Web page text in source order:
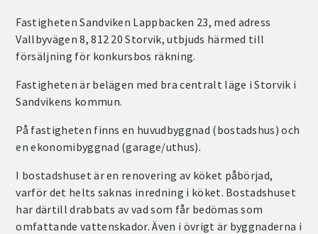
Fastigheten Sandviken Lappbacken 23, med adress
Vallbyvägen 8, 812 20 Storvik, utbjuds härmed till
försäljning för konkursbos räkning.
Fastigheten är belägen med bra centralt läge i Storvik i
Sandvikens kommun.
På fastigheten finns en huvudbyggnad (bostadshus) och
en ekonomibyggnad (garage/uthus).
I bostadshuset är en renovering av köket påbörjad,
varför det helts saknas inredning i köket. Bostadshuset
har därtill drabbats av vad som får bedömas som
omfattande vattenskador. Även i övrigt är byggnaderna i